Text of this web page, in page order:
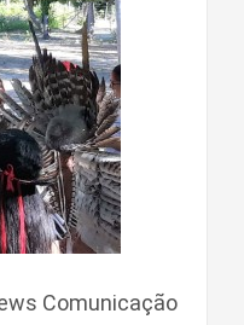
Comunicação